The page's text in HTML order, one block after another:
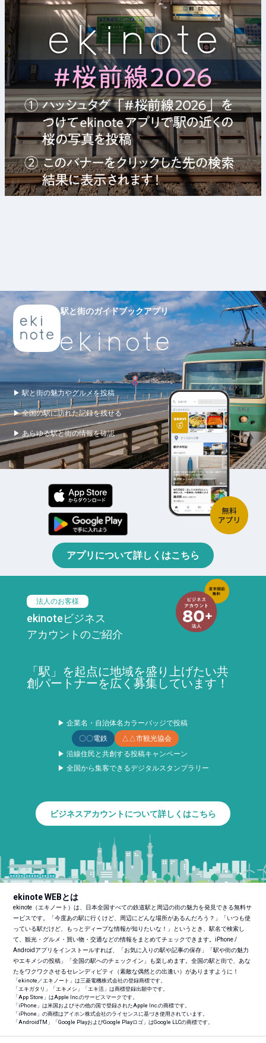
駅と街のガイドブックアプリ
▶ 駅と街の魅力やグルメを投稿
▶ 全国の駅に訪れた記録を残せる
▶ あらゆる駅と街の情報を確認
アプリについて詳しくはこちら
法人のお客様
ekinoteビジネス
アカウントのご紹介
「駅」を起点に地域を盛り上げたい共
創パートナーを広く募集しています！
▶ 企業名・自治体名カラーバッジで投稿
〇〇電鉄
△△市観光協会
▶ 沿線住民と共創する投稿キャンペーン
▶ 全国から集客できるデジタルスタンプラリー
ビジネスアカウントについて詳しくはこちら
ekinote WEBとは
ekinote（エキノート）は、日本全国すべての鉄道駅と周辺の街の魅力を発見できる無料サ
ービスです。「今度あの駅に行くけど、周辺にどんな場所があるんだろう？」「いつも使
っている駅だけど、もっとディープな情報が知りたいな！」というとき、駅名で検索し
て、観光・グルメ・買い物・交通などの情報をまとめてチェックできます。iPhone /
Androidアプリをインストールすれば、「お気に入りの駅や記事の保存」「駅や街の魅力
やエキメシの投稿」「全国の駅へのチェックイン」も楽しめます。全国の駅と街で、あな
たをワクワクさせるセレンディピティ（素敵な偶然との出逢い）がありますように！
「ekinote／エキノート」は三菱電機株式会社の登録商標です。
「エキガタリ」「エキメシ」「エキ活」は商標登録出願中です。
「App Store」はApple Inc.のサービスマークです。
「iPhone」は米国およびその他の国で登録されたApple Inc.の商標です。
「iPhone」の商標はアイホン株式会社のライセンスに基づき使用されています。
「AndroidTM 」「Google PlayおよびGoogle Playロゴ」はGoogle LLCの商標です。